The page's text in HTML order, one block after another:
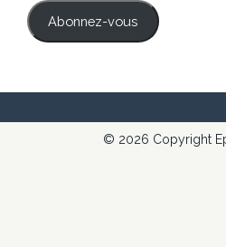
mail
Abonnez-vous
© 2026 Copyright